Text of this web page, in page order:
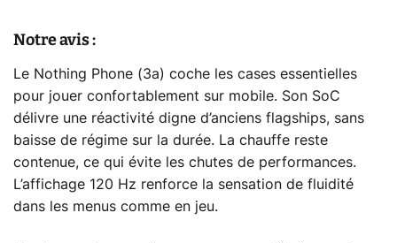
Notre avis :
Le Nothing Phone (3a) coche les cases essentielles
pour jouer confortablement sur mobile. Son SoC
délivre une réactivité digne d’anciens flagships, sans
baisse de régime sur la durée. La chauffe reste
contenue, ce qui évite les chutes de performances.
L’affichage 120 Hz renforce la sensation de fluidité
dans les menus comme en jeu.